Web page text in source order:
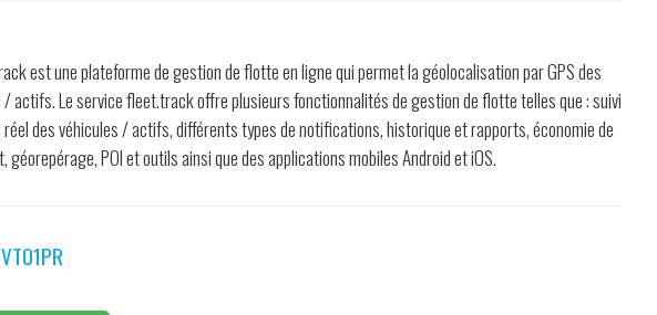
est une plateforme de gestion de flotte en ligne qui permet la géolocalisation par GPS des
/ actifs. Le service fleet.track offre plusieurs fonctionnalités de gestion de flotte telles que : suivi
des véhicules / actifs, différents types de notifications, historique et rapports, économie de
géorepérage, POI et outils ainsi que des applications mobiles Android et iOS.